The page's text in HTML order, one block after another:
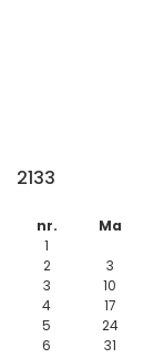
2133
nr. Ma
1
2
3
3
10
4
17
5
24
6
31